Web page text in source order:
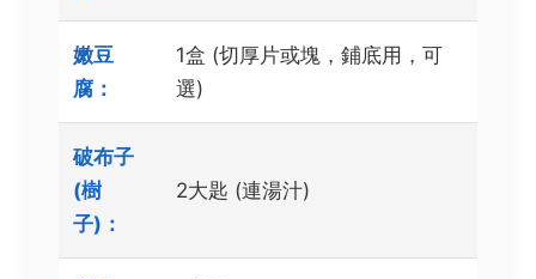
嫩豆
腐：
1盒 (切厚片或塊，鋪底用，可
選)
破布子
(樹
子)：
2大匙 (連湯汁)